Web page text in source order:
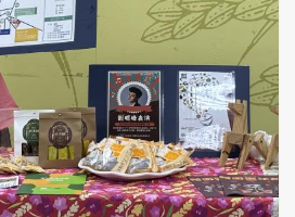
水岸美景，將河濱公園轉變
更是民眾休閒遊憩的理想
橘粉色花叢交織成趣。
色教堂」等廣場意象坐落
，為遊客提供了舒適的休
氣候更是邀請情侶、夫
同來此享受美好時光。
28日和29日的演出中，音
名樂團「好樂團」將帶來